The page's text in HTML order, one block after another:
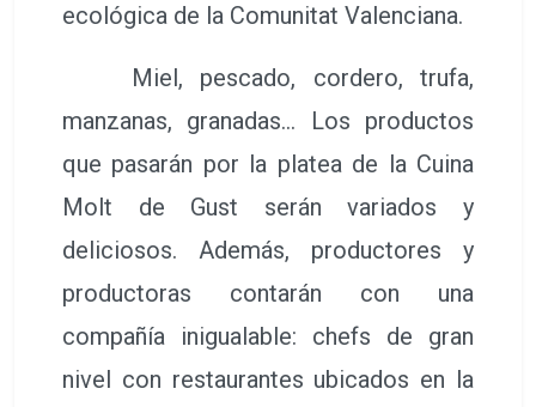
ecológica de la Comunitat Valenciana.
Miel, pescado, cordero, trufa,
manzanas, granadas… Los productos
que pasarán por la platea de la Cuina
Molt de Gust serán variados y
deliciosos. Además, productores y
productoras contarán con una
compañía inigualable: chefs de gran
nivel con restaurantes ubicados en la